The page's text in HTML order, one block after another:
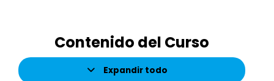
Contenido del Curso
Expandir todo
Lecciones